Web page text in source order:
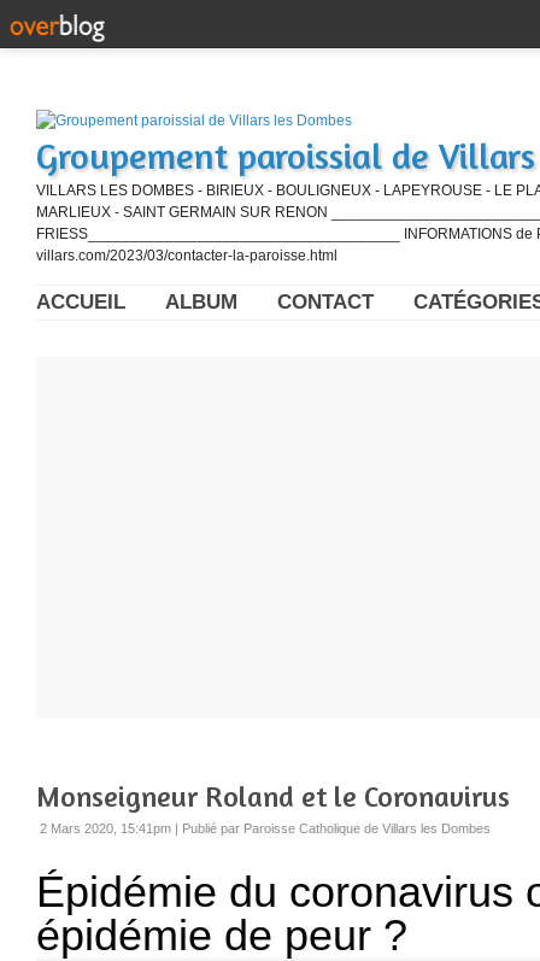
Groupement paroissial de
VILLARS LES DOMBES - BIRIEUX - BOULIGNEUX - LAPEYROUSE - LE
MARLIEUX - SAINT GERMAIN SUR RENON
FRIESS_____________________________________ INFORMATIONS de
villars.com/2023/03/contacter-la-paroisse.html
ACCUEIL ALBUM CONTACT
Monseigneur Roland et le Coronavirus
2 Mars 2020, 15:41pm | Publié par Paroisse Catholique de Villars les Dombes
Épidémie du coronavirus
épidémie de peur ?